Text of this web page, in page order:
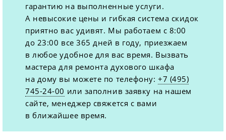
гарантию на выполненные услуги.
А невысокие цены и гибкая система скидок
приятно вас удивят. Мы работаем с 8:00
до 23:00 все 365 дней в году, приезжаем
в любое удобное для вас время. Вызвать
мастера для ремонта духового шкафа
на дому вы можете по телефону:+7 (495)
745-24-00 или заполнив заявку на нашем
сайте, менеджер свяжется с вами
в ближайшее время.